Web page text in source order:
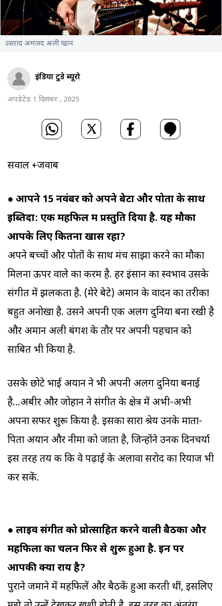
उस्ताद अमजद अली खान
इंडिया टुडे ब्यूरो
अपडेटेड 1 दिसंबर , 2025
सवाल +जवाब
● आपने 15 नवंबर को अपने बेटों और पोतों के साथ
इब्तिदा: एक महफिल में प्रस्तुति दिया है. यह मौका
आपके लिए कितना खास रहा?
अपने बच्चों और पोतों के साथ मंच साझा करने का मौका
मिलना ऊपर वाले का करम है. हर इंसान का स्वभाव उसके
संगीत में झलकता है. (मेरे बेटे) अमान के वादन का तरीका
बहुत अनोखा है. उसने अपनी एक अलग दुनिया बना रखी है
और अमान अली बंगश के तौर पर अपनी पहचान को
साबित भी किया है.
उसके छोटे भाई अयान ने भी अपनी अलग दुनिया बनाई
है...अबीर और जोहान ने संगीत के क्षेत्र में अभी-अभी
अपना सफर शुरू किया है. इसका सारा श्रेय उनके माता-
पिता अयान और नीमा को जाता है, जिन्होंने उनकी दिनचर्या
इस तरह तय की कि वे पढ़ाई के अलावा सरोद का रियाज भी
कर सकें.
● लाइव संगीत को प्रोत्साहित करने वाली बैठकों और
महफिलों का चलन फिर से शुरू हुआ है. इन पर
आपकी क्या राय है?
पुराने जमाने में महफिलें और बैठकें हुआ करती थीं, इसलिए